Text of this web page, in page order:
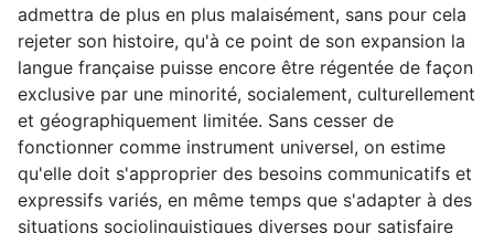
admettra de plus en plus malaisément, sans pour cela
rejeter son histoire, qu'à ce point de son expansion la
langue française puisse encore être régentée de façon
exclusive par une minorité, socialement, culturellement
et géographiquement limitée. Sans cesser de
fonctionner comme instrument universel, on estime
qu'elle doit s'approprier des besoins communicatifs et
expressifs variés, en même temps que s'adapter à des
situations sociolinguistiques diverses pour satisfaire